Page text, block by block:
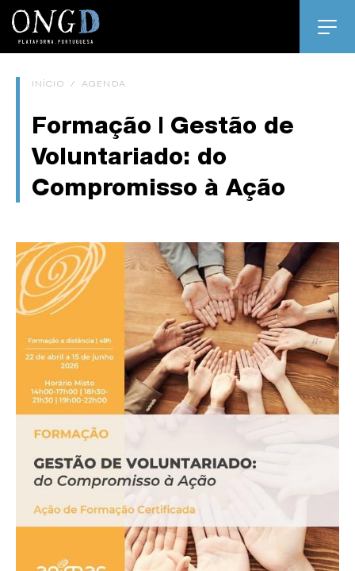
INÍCIO / AGENDA
Formação | Gestão de
Voluntariado: do
Compromisso à Ação